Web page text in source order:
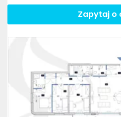
Zapytaj o